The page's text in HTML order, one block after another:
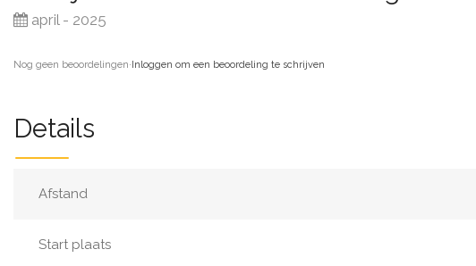
april - 2025
Nog geen beoordelingen·Inloggen om een beoordeling te schrijven
Details
Afstand
Start plaats